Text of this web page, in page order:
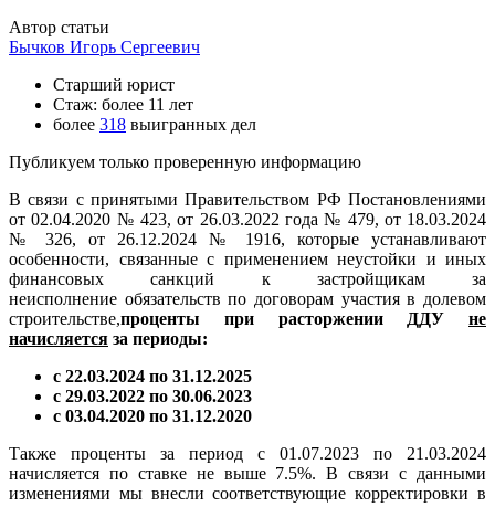
Автор статьи
Бычков Игорь Сергеевич
Старший юрист
Стаж: более 11 лет
более 318 выигранных дел
Публикуем только проверенную информацию
В связи с принятыми Правительством РФ Постановлениями
от 02.04.2020 № 423, от 26.03.2022 года № 479, от 18.03.2024
№ 326, от 26.12.2024 № 1916, которые устанавливают
особенности, связанные с применением неустойки и иных
финансовых санкций к застройщикам за
неисполнение обязательств по договорам участия в долевом
строительстве,проценты при расторжении ДДУ
не
начисляется за периоды:
с 22.03.2024 по 31.12.2025
с 29.03.2022 по 30.06.2023
с 03.04.2020 по 31.12.2020
Также проценты за период с 01.07.2023 по 21.03.2024
начисляется по ставке не выше 7.5%. В связи с данными
изменениями мы внесли соответствующие корректировки в